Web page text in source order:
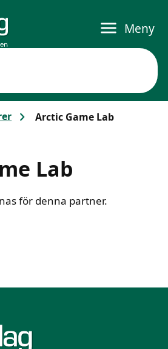
Meny
Arctic Game Lab
Lab
för denna partner.